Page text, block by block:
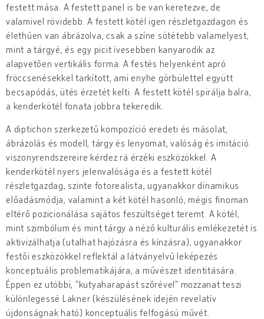
festett mása. A festett panel is be van keretezve, de
valamivel rövidebb. A festett kötél igen részletgazdagon és
élethűen van ábrázolva, csak a színe sötétebb valamelyest,
mint a tárgyé, és egy picit ívesebben kanyarodik az
alapvetően vertikális forma. A festés helyenként apró
fröccsenésekkel tarkított, ami enyhe görbülettel együtt
becsapódás, ütés érzetét kelti. A festett kötél spirálja balra,
a kenderkötél fonata jobbra tekeredik.
A diptichon szerkezetű kompozíció eredeti és másolat,
ábrázolás és modell, tárgy és lenyomat, valóság és imitáció
viszonyrendszereire kérdez rá érzéki eszközökkel. A
kenderkötél nyers jelenvalósága és a festett kötél
részletgazdag, szinte fotorealista, ugyanakkor dinamikus
előadásmódja, valamint a két kötél hasonló, mégis finoman
eltérő pozicionálása sajátos feszültséget teremt. A kötél,
mint szimbólum és mint tárgy a néző kulturális emlékezetét is
aktivizálhatja (utalhat hajózásra és kínzásra), ugyanakkor
festői eszközökkel reflektál a látványelvű leképezés
konceptuális problematikájára, a művészet identitására.
Éppen ez utóbbi, "kutyaharapást szőrével" mozzanat teszi
különlegessé Lakner (készülésének idején revelatív
újdonságnak ható) konceptuális felfogású művét.